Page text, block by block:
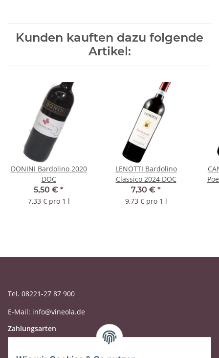
Kunden kauften dazu folgende
Artikel:
DONINI Bardolino 2020
DOC
5,50 € *
7,33 € pro 1 l
LENOTTI Bardolino
Classico 2024 DOC
7,30 € *
9,73 € pro 1 l
Tel. 08221-27 87 900
E-Mail: info@vineola.de
Zahlungsarten